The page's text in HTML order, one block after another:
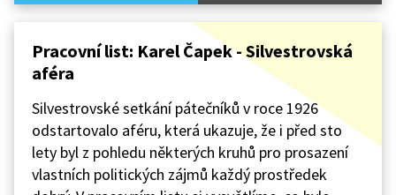
Pracovní list: Karel Čapek - Silvestrovská
aféra
Silvestrovské setkání pátečníků v roce 1926
odstartovalo aféru, která ukazuje, že i před sto
lety byl z pohledu některých kruhů pro prosazení
vlastních politických zájmů každý prostředek